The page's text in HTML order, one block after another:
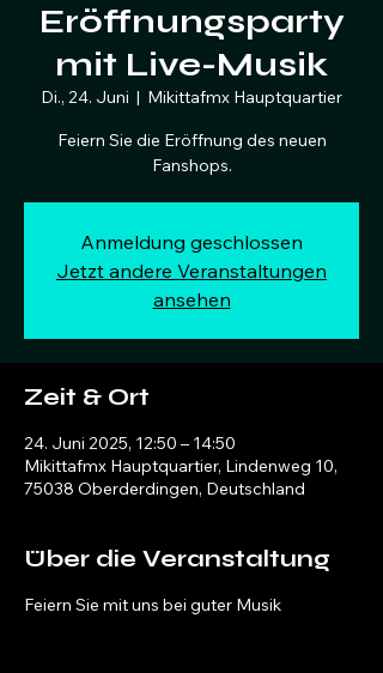
Eröffnungsparty
mit Live-Musik
Di., 24. Juni
  |
Mikittafmx Hauptquartier
Feiern Sie die Eröffnung des neuen
Fanshops.
Anmeldung geschlossen
Jetzt andere Veranstaltungen
ansehen
Zeit & Ort
24. Juni 2025, 12:50 – 14:50
Mikittafmx Hauptquartier, Lindenweg 10,
75038 Oberderdingen, Deutschland
Über die Veranstaltung
Feiern Sie mit uns bei guter Musik